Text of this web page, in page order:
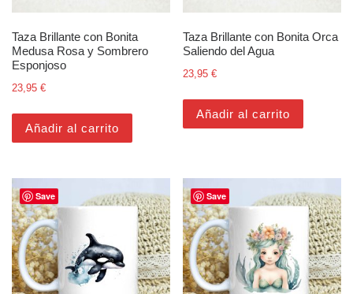
Taza Brillante con Bonita
Medusa Rosa y Sombrero
Esponjoso
23,95 €
Añadir al carrito
Taza Brillante con Bonita Orca
Saliendo del Agua
23,95€
Añadir al carrito
Save Save